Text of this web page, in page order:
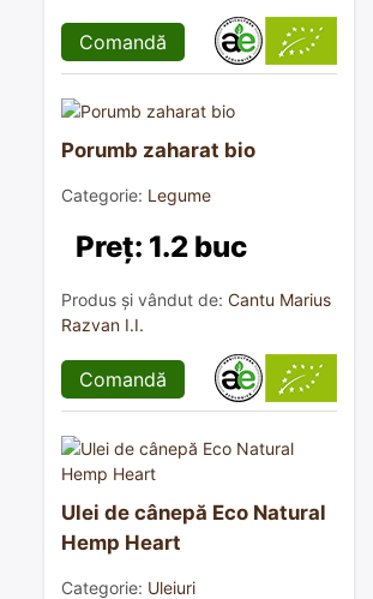
Comandă
Porumb zaharat bio
Categorie: Legume
Preț: 1.2 buc
Produs și vândut de: Cantu Marius
Razvan I.I.
Comandă
Ulei de cânepă Eco Natural
Hemp Heart
Categorie: Uleiuri